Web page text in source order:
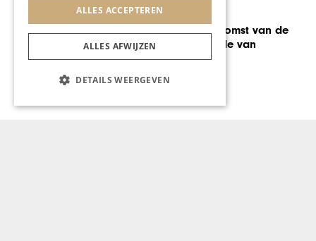
AUTOMOTIVE
Sponsorbijeenkomst van de
gezelligste ronde van
Nederland
ALLES ACCEPTEREN
ALLES AFWIJZEN
DETAILS WEERGEVEN